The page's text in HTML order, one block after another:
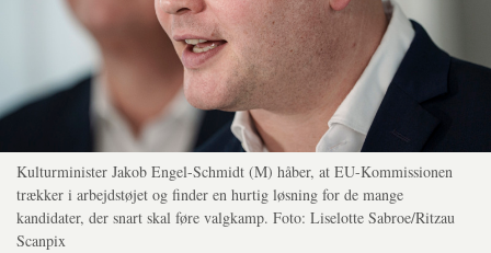
Kulturminister Jakob Engel-Schmidt (M) håber, at EU-Kommissionen
trækker i arbejdstøjet og finder en hurtig løsning for de mange
kandidater, der snart skal føre valgkamp. Foto: Liselotte Sabroe/Ritzau
Scanpix